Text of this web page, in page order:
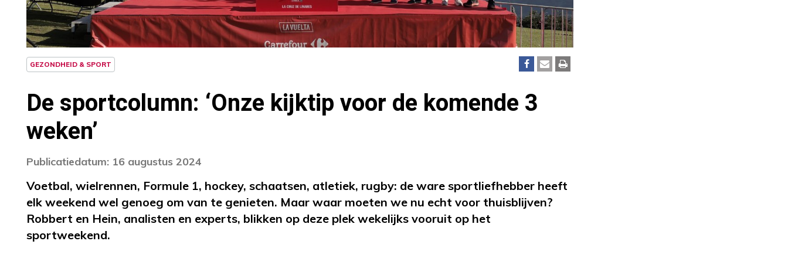
GEZONDHEID & SPORT
De sportcolumn: ‘Onze kijktip voor de komende 3
weken’
Publicatiedatum: 16 augustus 2024
Voetbal, wielrennen, Formule 1, hockey, schaatsen, atletiek, rugby: de ware sportliefhebber heeft
elk weekend wel genoeg om van te genieten. Maar waar moeten we nu echt voor thuisblijven?
Robbert en Hein, analisten en experts, blikken op deze plek wekelijks vooruit op het
sportweekend.